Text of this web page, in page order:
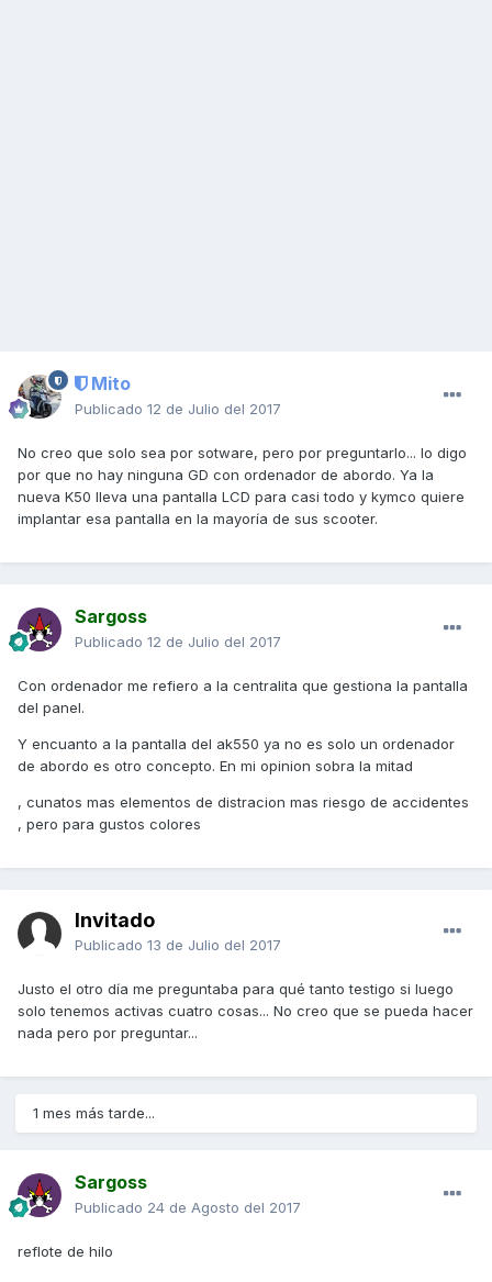
Mito
Publicado 12 de Julio del 2017
No creo que solo sea por sotware, pero por preguntarlo... lo digo
por que no hay ninguna GD con ordenador de abordo. Ya la
nueva K50 lleva una pantalla LCD para casi todo y kymco quiere
implantar esa pantalla en la mayoría de sus scooter.
Sargoss
Publicado 12 de Julio del 2017
Con ordenador me refiero a la centralita que gestiona la pantalla
del panel.
Y encuanto a la pantalla del ak550 ya no es solo un ordenador
de abordo es otro concepto. En mi opinion sobra la mitad
, cunatos mas elementos de distracion mas riesgo de accidentes
, pero para gustos colores
Invitado
Publicado 13 de Julio del 2017
Justo el otro día me preguntaba para qué tanto testigo si luego
solo tenemos activas cuatro cosas... No creo que se pueda hacer
nada pero por preguntar...
1 mes más tarde...
Sargoss
Publicado 24 de Agosto del 2017
reflote de hilo